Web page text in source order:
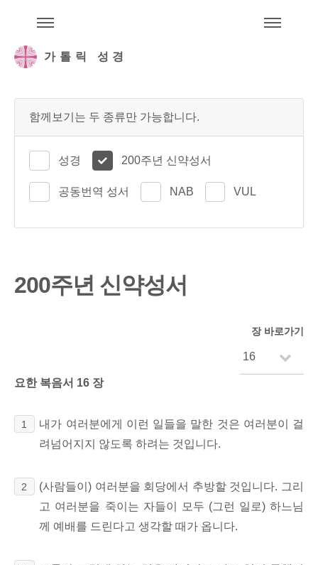
가톨릭 성경
함께보기는 두 종류만 가능합니다.
성경 200주년 신약성서
공동번역 성서 NAB VUL
200주년 신약성서
장 바로가기
요한 복음서 16 장
1
내가 여러분에게 이런 일들을 말한 것은 여러분이 걸
려넘어지지 않도록 하려는 것입니다.
2
(사람들이) 여러분을 회당에서 추방할 것입니다. 그리
고 여러분을 죽이는 자들이 모두 (그런 일로) 하느님
께 예배를 드린다고 생각할 때가 옵니다.